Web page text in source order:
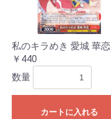
私のキラめき 愛城 華恋
￥440
数量
カートに入れる